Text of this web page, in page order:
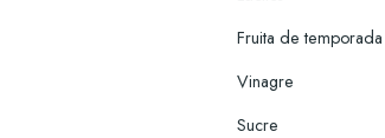
Fruita de temporada
Vinagre
Sucre